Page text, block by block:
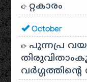
റ്റകാരം
October
പുന്നപ്ര